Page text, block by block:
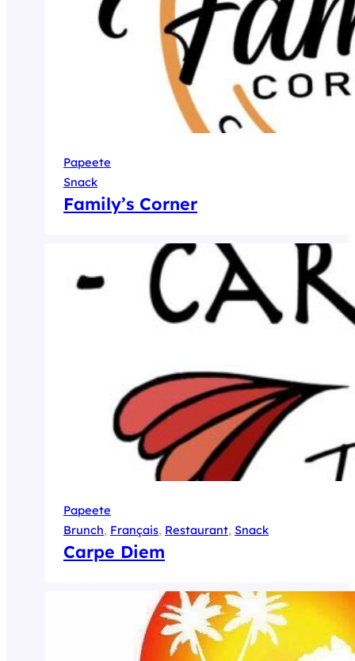
Papeete
Snack
Family’s Corner
Papeete
Brunch, Français, Restaurant, Snack
Carpe Diem